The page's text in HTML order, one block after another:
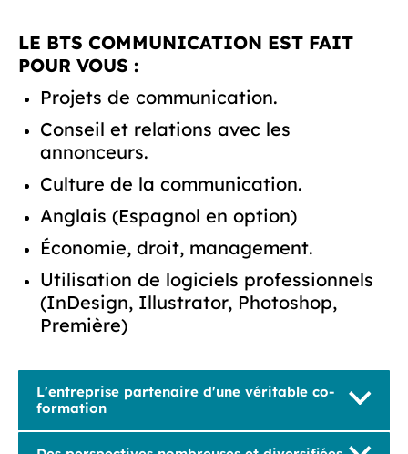
LE BTS COMMUNICATION EST FAIT
POUR VOUS :
Projets de communication.
Conseil et relations avec les
annonceurs.
Culture de la communication.
Anglais (Espagnol en option)
Économie, droit, management.
Utilisation de logiciels professionnels
(InDesign, Illustrator, Photoshop,
Première)
L'entreprise partenaire d'une véritable co-
formation